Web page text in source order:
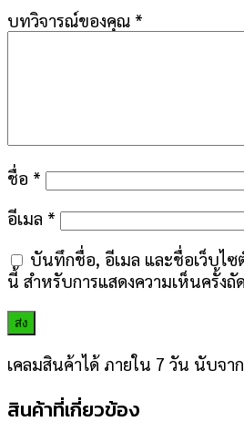
บทวิจารณ์ของคุณ *
ชื่อ *
อีเมล *
บันทึกชื่อ, อีเมล และชื่อเว็บไซ
นี้ สำหรับการแสดงความเห็นครั้งถั
เคลมสินค้าได้ ภายใน 7 วัน นับจา
สินค้าที่เกี่ยวข้อง